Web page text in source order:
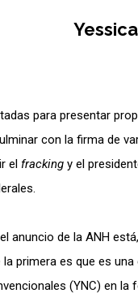
para presentar
con la firma de
el fracking y el
anuncio de la ANH
primera es que es
(YNC) en